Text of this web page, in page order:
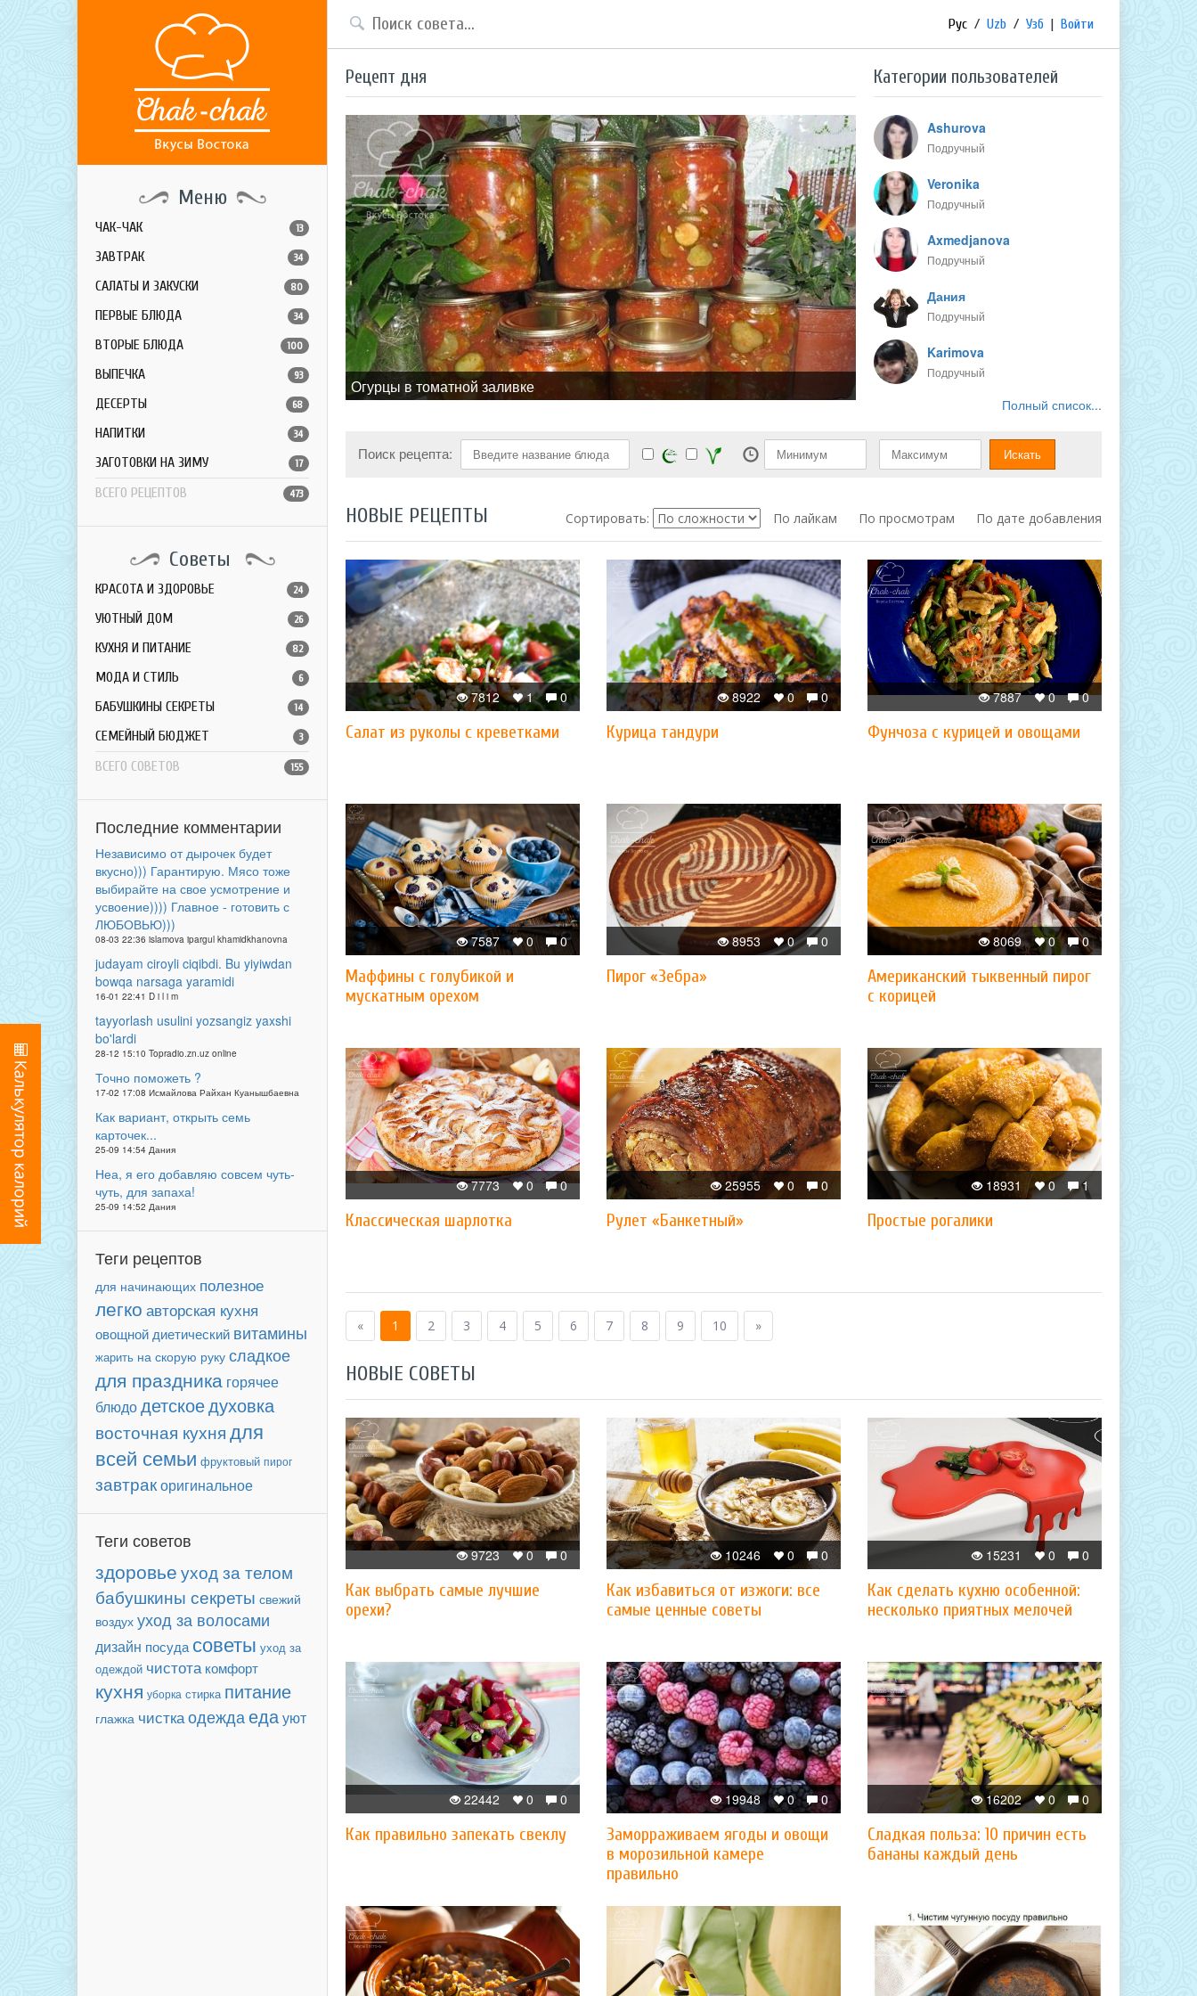
Меню
ЧАК-ЧАК 13
ЗАВТРАК 34
САЛАТЫ И ЗАКУСКИ 80
ПЕРВЫЕ БЛЮДА 34
ВТОРЫЕ БЛЮДА 100
ВЫПЕЧКА 93
ДЕСЕРТЫ 68
НАПИТКИ 34
ЗАГОТОВКИ НА ЗИМУ 17
ВСЕГО РЕЦЕПТОВ 473
Советы
КРАСОТА И ЗДОРОВЬЕ 24
УЮТНЫЙ ДОМ 26
КУХНЯ И ПИТАНИЕ 82
МОДА И СТИЛЬ 6
БАБУШКИНЫ СЕКРЕТЫ 14
СЕМЕЙНЫЙ БЮДЖЕТ 3
ВСЕГО СОВЕТОВ 155
Последние комментарии
Независимо от дырочек будет
вкусно))) Гарантирую. Мясо тоже
выбирайте на свое усмотрение и
усвоение)))) Главное - готовить с
ЛЮБОВЬЮ)))
08-03 22:36 islamova ipargul khamidkhanovna
judayam ciroyli ciqibdi. Bu yiyiwdan
bowqa narsaga yaramidi
16-01 22:41 D i l i m
tayyorlash usulini yozsangiz yaxshi
bo'lardi
28-12 15:10 Topradio.zn.uz online
Точно поможеть ?
17-02 17:08 Исмайлова Райхан Куанышбаевна
Как вариант, открыть семь
карточек...
25-09 14:54 Дания
Неа, я его добавляю совсем чуть-
чуть, для запаха!
25-09 14:52 Дания
Теги рецептов
для начинающих полезное
легко авторская кухня
овощной диетический витамины
жарить на скорую руку сладкое
для праздника горячее
блюдодетскоедуховка
восточная кухнядля
всей семьи фруктовый пирог
завтракоригинальное
Теги советов
здоровьеуход за телом
бабушкины секреты свежий
воздух уход за волосами
дизайн посуда советы уход за
одеждой чистота комфорт
кухня уборка стирка питание
глажка чисткаодеждаедауют
Рус / Uzb / Узб | Войти
Рецепт дня
Огурцы в томатной заливке
Категории пользователей
Ashurova
Подручный
Veronika
Подручный
Axmedjanova
Подручный
Дания
Подручный
Karimova
Подручный
Полный список...
Поиск рецепта:
НОВЫЕ РЕЦЕПТЫ Сортировать: По лайкам По просмотрам По дате добавления
0
1
7812
Салат из руколы с креветками
0
0
8922
Курица тандури
0
0
7887
Фунчоза с курицей и овощами
0
0
7587
Маффины с голубикой и
мускатным орехом
0
0
8953
Пирог «Зебра»
0
0
8069
Американский тыквенный пирог
с корицей
0
0
7773
Классическая шарлотка
0
0
25955
Рулет «Банкетный»
1
0
18931
Простые рогалики
« 1 2 3 4 5 6 7 8 9 10 »
НОВЫЕ СОВЕТЫ
0
0
9723
Как выбрать самые лучшие
орехи?
0
0
10246
Как избавиться от изжоги: все
самые ценные советы
0
0
15231
Как сделать кухню особенной:
несколько приятных мелочей
0
0
22442
Как правильно запекать свеклу
0
0
19948
Заморраживаем ягоды и овощи
в морозильной камере
правильно
0
0
16202
Сладкая польза: 10 причин есть
бананы каждый день